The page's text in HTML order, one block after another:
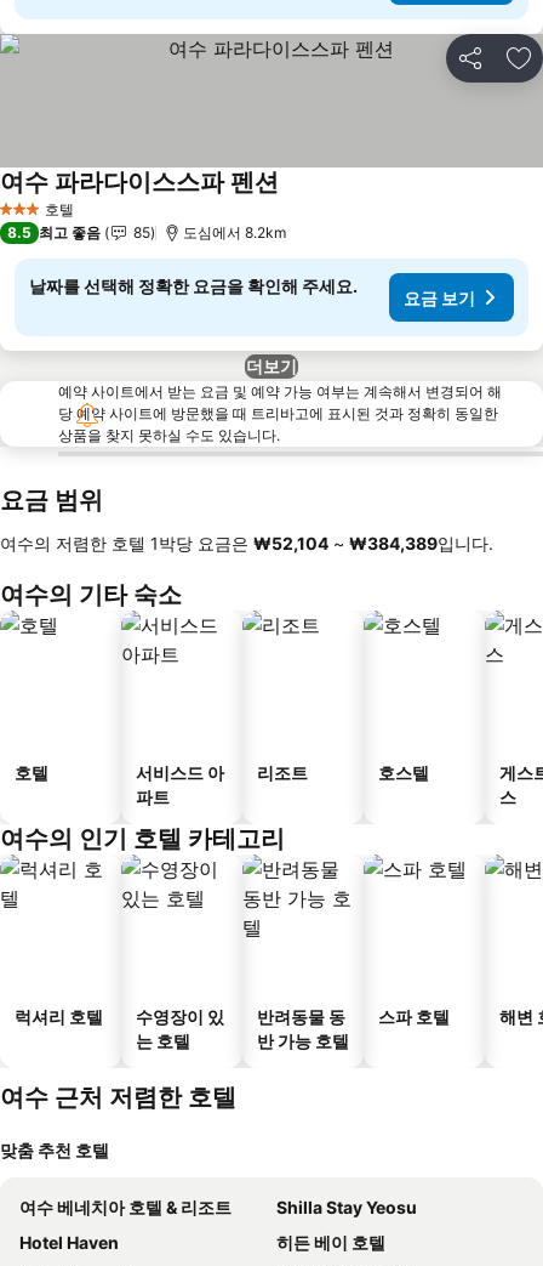
공유 즐
3 성급 호텔
여수 파라다이스스파 펜션
8.5 최고 좋음 85 도심에서 8.2km
날짜를 선택해 정확한 요금을 확인해 주세요.
요금 보기
더보기
예약 사이트에서 받는 요금 및 예약 가능 여부는 계속해서 변경되어 해
당 예약 사이트에 방문했을 때 트리바고에 표시된 것과 정확히 동일한
상품을 찾지 못하실 수도 있습니다.
요금 범위
여수의 저렴한 호텔 1박당 요금은 ‎₩52,104 ~ ‎₩384,389입니다.
여수의 기타 숙소
호텔
서비스드 아
파트
리조트 호스텔
게스
스
여수의 인기 호텔 카테고리
럭셔리 호텔
수영장이 있
는 호텔
반려동물 동
반 가능 호텔
스파 호텔 해변
여수 근처 저렴한 호텔
맞춤 추천 호텔
여수 베네치아 호텔 & 리조트
Shilla Stay Yeosu
Hotel Haven
히든 베이 호텔